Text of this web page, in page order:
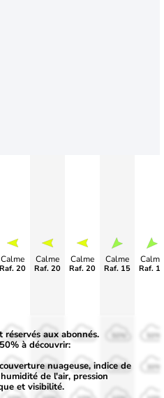
Calme
Raf. 20
Calme
Raf. 20
Calme
Raf. 20
Calme
Raf. 15
Calme
Raf.
50%
30%
50%
30%
50%
30% 30% 30%
réservés aux abonnés.
à découvrir:
nuageuse, indice de
de l'air, pression
et visibilité.